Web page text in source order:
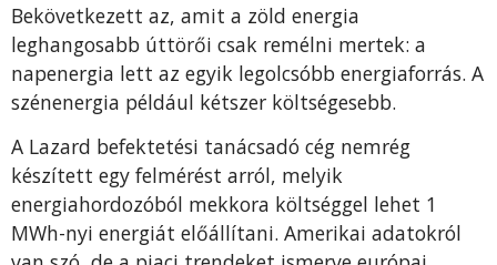
Bekövetkezett az, amit a zöld energia
leghangosabb úttörői csak remélni mertek: a
napenergia lett az egyik legolcsóbb energiaforrás. A
szénenergia például kétszer költségesebb.
A Lazard befektetési tanácsadó cég nemrég
készített egy felmérést arról, melyik
energiahordozóból mekkora költséggel lehet 1
MWh-nyi energiát előállítani. Amerikai adatokról